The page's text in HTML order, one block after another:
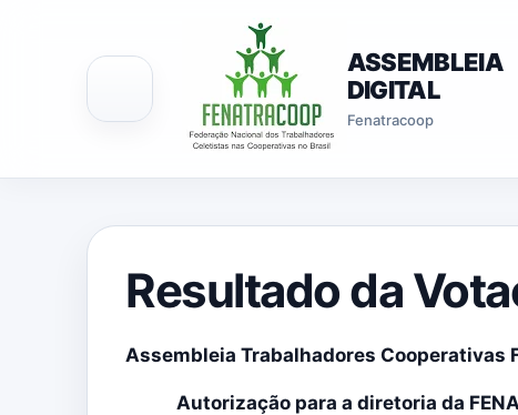
ASSEMBLEIA
DIGITAL
Fenatracoop
Resultado da
Assembleia Trabalhadores
Autorização para a diretoria da